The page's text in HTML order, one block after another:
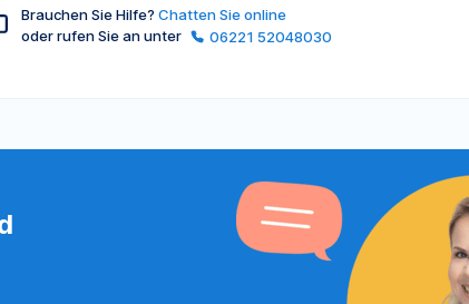
Brauchen Sie Hilfe? Chatten Sie online
oder rufen Sie an unter
06221 52048030